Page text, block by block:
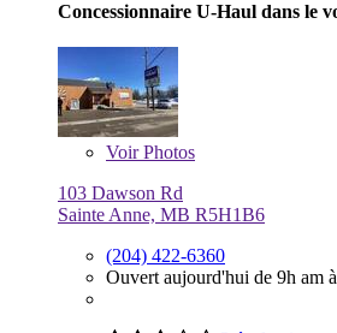
Concessionnaire U-Haul dans le
VoirPhotos
103 Dawson Rd
Sainte Anne, MB R5H1B6
(204) 422-6360
Ouvert aujourd'hui de 9h am